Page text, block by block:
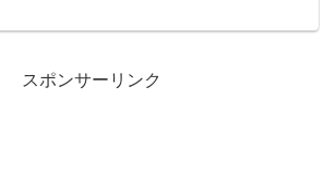
スポンサーリンク